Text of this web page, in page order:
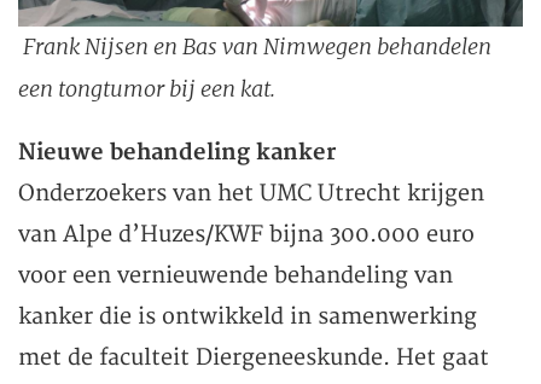
Frank Nijsen en Bas van Nimwegen behandelen
een tongtumor bij een kat.
Nieuwe behandeling kanker
Onderzoekers van het UMC Utrecht krijgen
van Alpe d’Huzes/KWF bijna 300.000 euro
voor een vernieuwende behandeling van
kanker die is ontwikkeld in samenwerking
met de faculteit Diergeneeskunde. Het gaat